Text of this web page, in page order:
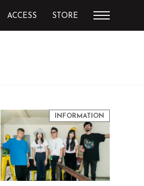
ACCESS STORE